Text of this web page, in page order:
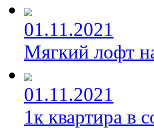
01.11.2021
Мягкий лофт
01.11.2021
1к квартира в